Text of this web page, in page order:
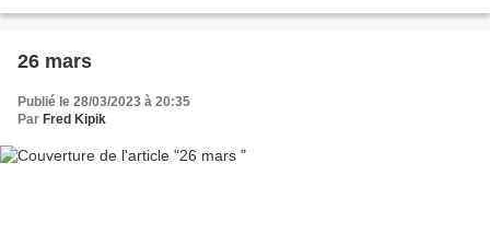
26 mars
Publié le 28/03/2023 à 20:35
Par Fred Kipik